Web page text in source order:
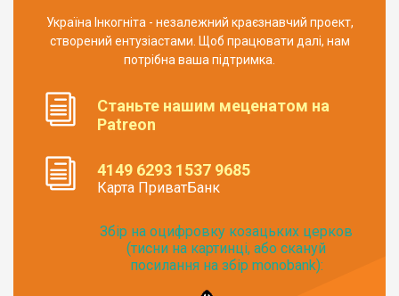
Україна Інкогніта - незалежний краєзнавчий проект,
створений ентузіастами. Щоб працювати далі, нам
потрібна ваша підтримка.
Станьте нашим меценатом на
Patreon
4149 6293 1537 9685
Карта ПриватБанк
Збір на оцифровку козацьких церков
(тисни на картинці, або скануй
посилання на збір monobank):